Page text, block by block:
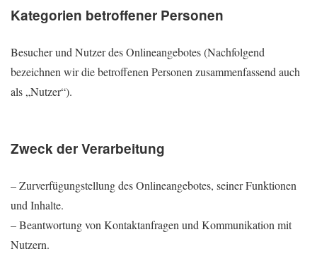
Kategorien betroffener Personen
Besucher und Nutzer des Onlineangebotes (Nachfolgend
bezeichnen wir die betroffenen Personen zusammenfassend auch
als „Nutzer“).
Zweck der Verarbeitung
– Zurverfügungstellung des Onlineangebotes, seiner Funktionen
und Inhalte.
– Beantwortung von Kontaktanfragen und Kommunikation mit
Nutzern.